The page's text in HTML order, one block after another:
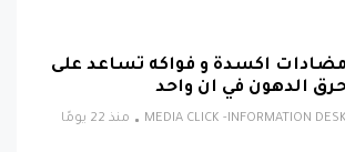
مضادات اكسدة و فواكه تساعد على
الدهون في ان واحد
MEDIA CLICK -INFORMATION DESK منذ 22 يومًا